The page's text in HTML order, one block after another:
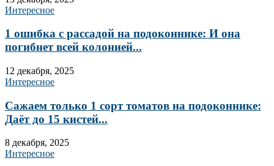
Интересное
1 ошибка с рассадой на подоконнике: И она
погибнет всей колонией...
12 декабря, 2025
Интересное
Сажаем только 1 сорт томатов на подоконнике:
Даёт до 15 кистей...
8 декабря, 2025
Интересное